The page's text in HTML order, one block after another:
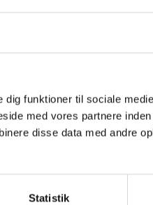
funktioner til sociale
med vores partnere
disse data med andre
Statistik